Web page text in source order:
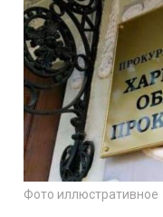
Фото иллюстративное